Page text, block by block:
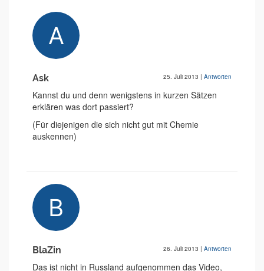
Ask 25. Juli 2013 | Antworten
Kannst du und denn wenigstens in kurzen Sätzen
erklären was dort passiert?
(Für diejenigen die sich nicht gut mit Chemie
auskennen)
BlaZin 26. Juli 2013 | Antworten
Das ist nicht in Russland aufgenommen das Video,